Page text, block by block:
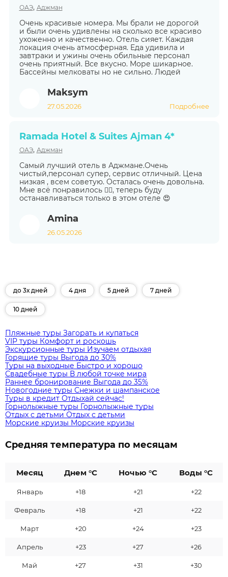
ОАЭ, Аджман
Очень красивые номера. Мы брали не дорогой
и были очень удивлены на сколько все красиво
ухоженно и качественно. Отель сияет. Каждая
локация очень атмосферная. Еда удивила и
завтраки и ужины очень обильные персонал
очень приятный. Все вкусно. Море шикарное.
Бассейны мелковаты но не сильно. Людей
Maksym
27.05.2026 Подробнее
Ramada Hotel & Suites Ajman 4*
ОАЭ, Аджман
Самый лучший отель в Аджмане.Очень
чистый,персонал супер, сервис отличный. Цена
низкая , всем советую. Осталась очень довольна.
Мне всё понравилось 👍🏻, теперь буду
останавливаться только в этом отеле 😍
Amina
26.05.2026
до 3х дней 4 дня 5 дней 7 дней
10 дней
Пляжные туры Загорать и купаться
VIP туры Комфорт и роскошь
Экскурсионные туры Изучаем отдыхая
Горящие туры Выгода до 30%
Туры на выходные Быстро и хорошо
Свадебные туры В любой точке мира
Раннее бронирование Выгода до 35%
Новогодние туры Снежки и шампанское
Туры в кредит Отдыхай сейчас!
Горнолыжные туры Горнолыжные туры
Отдых с детьми Отдых с детьми
Морские круизы Морские круизы
Средняя температура по месяцам
Месяц Днем °C Ночью °C Воды °C
Январь +18 +21 +22
Февраль +18 +21 +22
Март +20 +24 +23
Апрель +23 +27 +26
Май +27 +31 +30